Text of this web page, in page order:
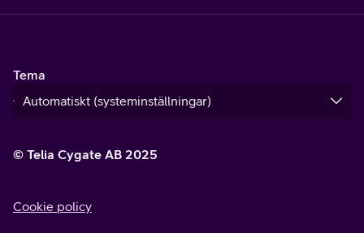
Tema
© Telia Cygate AB 2025
Cookie policy